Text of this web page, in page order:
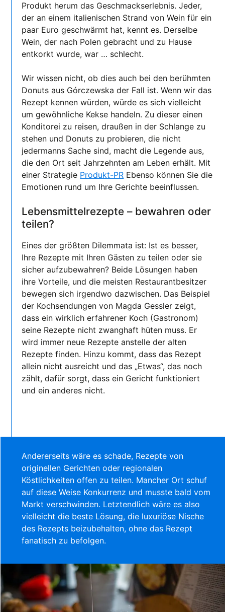
Produkt herum das Geschmackserlebnis. Jeder,
der an einem italienischen Strand von Wein für ein
paar Euro geschwärmt hat, kennt es. Derselbe
Wein, der nach Polen gebracht und zu Hause
entkorkt wurde, war … schlecht.
Wir wissen nicht, ob dies auch bei den berühmten
Donuts aus Górczewska der Fall ist. Wenn wir das
Rezept kennen würden, würde es sich vielleicht
um gewöhnliche Kekse handeln. Zu dieser einen
Konditorei zu reisen, draußen in der Schlange zu
stehen und Donuts zu probieren, die nicht
jedermanns Sache sind, macht die Legende aus,
die den Ort seit Jahrzehnten am Leben erhält. Mit
einer Strategie Produkt-PR Ebenso können Sie die
Emotionen rund um Ihre Gerichte beeinflussen.
Lebensmittelrezepte – bewahren oder
teilen?
Eines der größten Dilemmata ist: Ist es besser,
Ihre Rezepte mit Ihren Gästen zu teilen oder sie
sicher aufzubewahren? Beide Lösungen haben
ihre Vorteile, und die meisten Restaurantbesitzer
bewegen sich irgendwo dazwischen. Das Beispiel
der Kochsendungen von Magda Gessler zeigt,
dass ein wirklich erfahrener Koch (Gastronom)
seine Rezepte nicht zwanghaft hüten muss. Er
wird immer neue Rezepte anstelle der alten
Rezepte finden. Hinzu kommt, dass das Rezept
allein nicht ausreicht und das „Etwas“, das noch
zählt, dafür sorgt, dass ein Gericht funktioniert
und ein anderes nicht.
Andererseits wäre es schade, Rezepte von
originellen Gerichten oder regionalen
Köstlichkeiten offen zu teilen. Mancher Ort schuf
auf diese Weise Konkurrenz und musste bald vom
Markt verschwinden. Letztendlich wäre es also
vielleicht die beste Lösung, die luxuriöse Nische
des Rezepts beizubehalten, ohne das Rezept
fanatisch zu befolgen.